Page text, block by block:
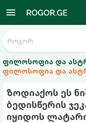
ფილოსოფია და
ფილოსოფია და
ზოდიაქოს ეს
ბედისწერის
იყიდოს